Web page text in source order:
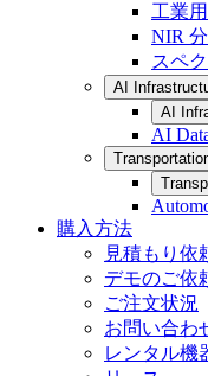
工業用
NIR
スペ
AI
AI
AI
購入方法
見積もり依
デモのご依
ご注文状況
お問い合わ
レンタル機